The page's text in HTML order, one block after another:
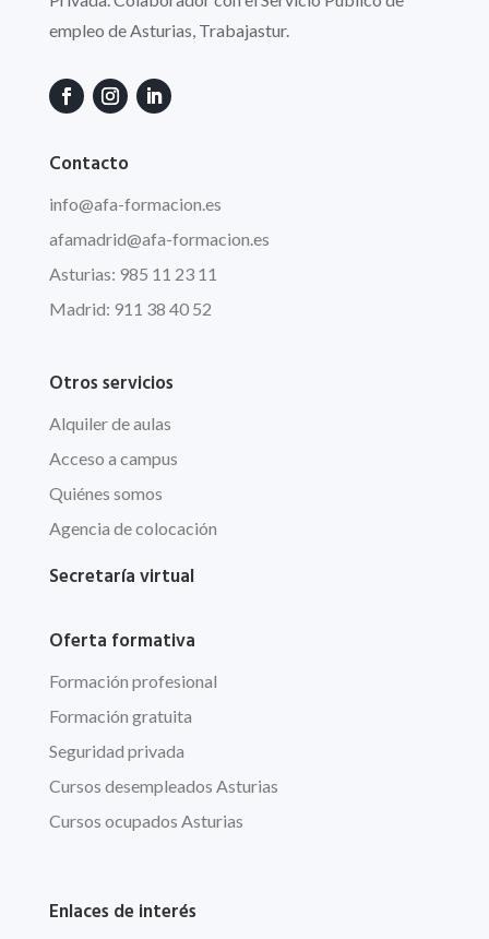
empleo de Asturias, Trabajastur.
Contacto
info@afa-formacion.es
afamadrid@afa-formacion.es
Asturias: 985 11 23 11
Madrid: 911 38 40 52
Otros servicios
Alquiler de aulas
Acceso a campus
Quiénes somos
Agencia de colocación
Secretaría virtual
Oferta formativa
Formación profesional
Formación gratuita
Seguridad privada
Cursos desempleados Asturias
Cursos ocupados Asturias
Enlaces de interés